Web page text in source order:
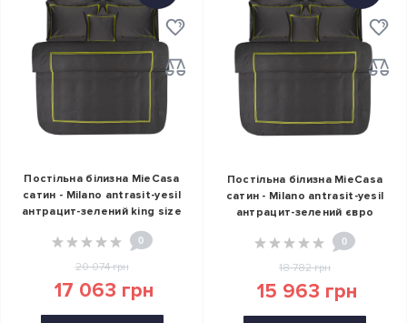
Постільна білизна MieCasa
сатин - Milano antrasit-yesil
антрацит-зелений king size
0
20 074 грн
17 063 грн
Постільна білизна MieCasa
сатин - Milano antrasit-yesil
антрацит-зелений євро
0
18 782 грн
15 963 грн